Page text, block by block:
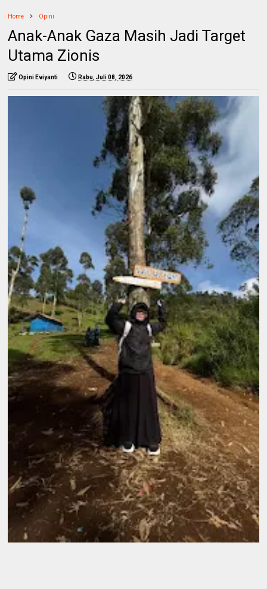
Home Opini
Anak-Anak Gaza Masih Jadi Target
Utama Zionis
Opini Eviyanti Rabu, Juli 08, 2026